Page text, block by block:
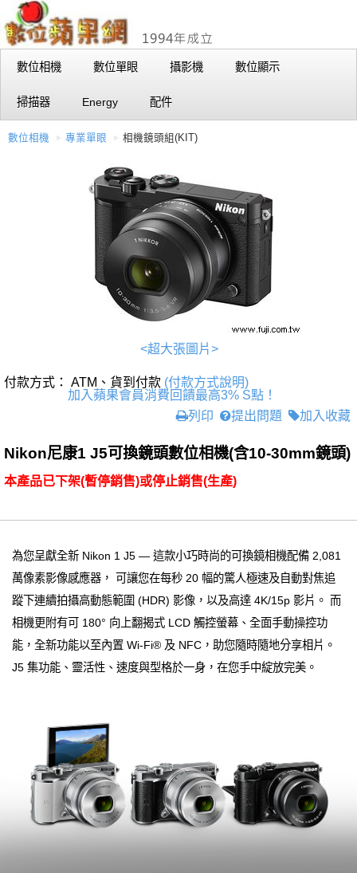
數位相機 數位單眼 攝影機 數位顯示
掃描器 Energy 配件
數位相機 專業單眼 相機鏡頭組(KIT)
<超大張圖片>
付款方式： ATM、貨到付款 (付款方式說明)
加入蘋果會員消費回饋最高3% S點！
列印
提出問題 加入收藏
Nikon尼康1 J5可換鏡頭數位相機(含10-30mm鏡頭)
本產品已下架(暫停銷售)或停止銷售(生產)
為您呈獻全新 Nikon 1 J5 — 這款小巧時尚的可換鏡相機配備 2,081
萬像素影像感應器， 可讓您在每秒 20 幅的驚人極速及自動對焦追
蹤下連續拍攝高動態範圍 (HDR) 影像，以及高達 4K/15p 影片。 而
相機更附有可 180° 向上翻揭式 LCD 觸控螢幕、全面手動操控功
能，全新功能以至內置 Wi-Fi® 及 NFC，助您隨時隨地分享相片。
J5 集功能、靈活性、速度與型格於一身，在您手中綻放完美。